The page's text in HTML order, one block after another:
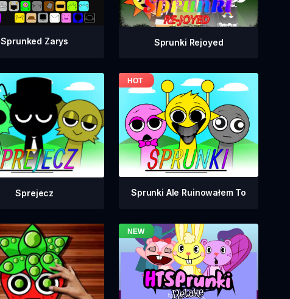
Sprunked Zarys Sprunki Rejoyed
Sprejecz Sprunki Ale Ruinowałem To